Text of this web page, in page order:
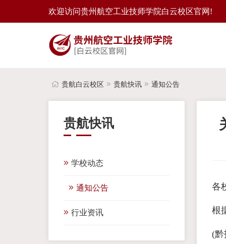
欢迎访问贵州航空工业技师学院白云校区官网!
贵航白云校区 贵航快讯 通知公告
贵航快讯
学校动态
通知公告
行业资讯
各
根
(黔